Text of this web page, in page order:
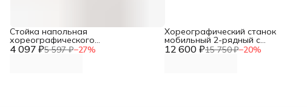
4 097 ₽5 597 ₽−27%
Стойка напольная
хореографического
станкадвурядного Батман DNN 12 600 ₽15 750 ₽−20%
Хореографический станок
мобильный 2-рядный с
переставным держателем поручня